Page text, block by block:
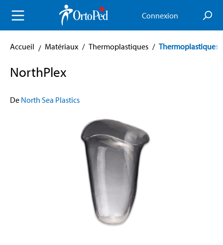
principal Connexion
Accueil Matériaux / Thermoplastiques / Thermoplastiques
NorthPlex
De North Sea Plastics